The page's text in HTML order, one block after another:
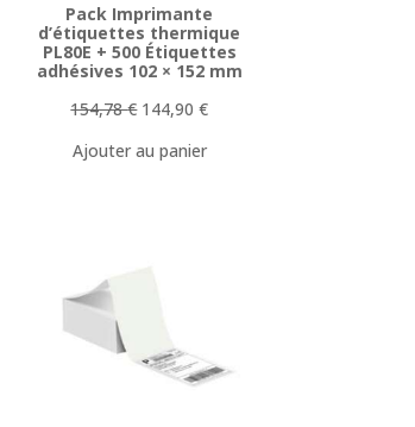
Pack Imprimante
d’étiquettes thermique
PL80E + 500 Étiquettes
adhésives 102 × 152 mm
154,78€ Le
initial
144,90€Le
Ajouter au panier